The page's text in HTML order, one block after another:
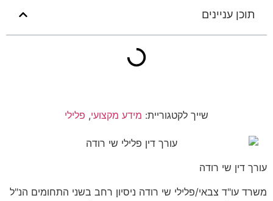
תוכן עניינים
שייך לקטגוריית: מידע מקצועי, פלילי
עורך דין שי רודה
משרד עו"ד צבאי/פלילי שי רודה ניסיון רחב בשני התחומים הנ"ל